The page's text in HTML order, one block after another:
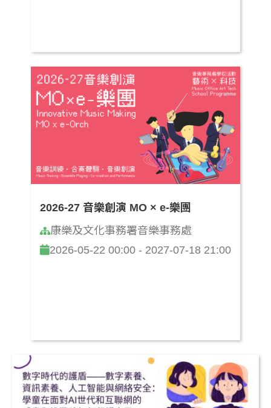
2026-27 音樂創演 MO × e-樂團
康樂及文化事務署音樂事務處
2026-05-22 00:00 - 2027-07-18 21:00